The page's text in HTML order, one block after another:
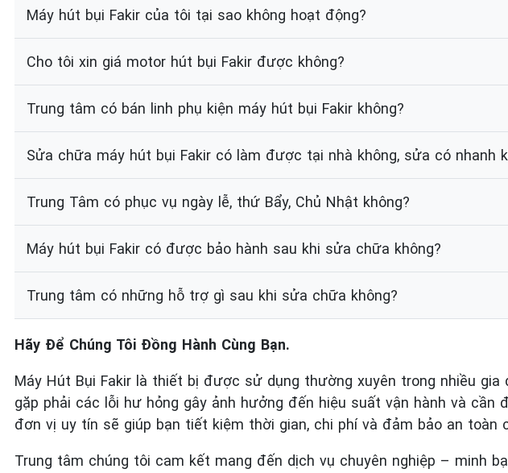
Máy hút bụi Fakir của tôi tại sao không hoạt động?
Cho tôi xin giá motor hút bụi Fakir được không?
Trung tâm có bán linh phụ kiện máy hút bụi Fakir không?
Sửa chữa máy hút bụi Fakir có làm được tại nhà không, sửa có nhanh
Trung Tâm có phục vụ ngày lễ, thứ Bẩy, Chủ Nhật không?
Máy hút bụi Fakir có được bảo hành sau khi sửa chữa không?
Trung tâm có những hỗ trợ gì sau khi sửa chữa không?
Hãy Để Chúng Tôi Đồng Hành Cùng Bạn.
Máy Hút Bụi Fakir là thiết bị được sử dụng thường xuyên trong nhiều
gặp phải các lỗi hư hỏng gây ảnh hưởng đến hiệu suất vận hành và
đơn vị uy tín sẽ giúp bạn tiết kiệm thời gian, chi phí và đảm bảo an toàn
Trung tâm chúng tôi cam kết mang đến dịch vụ chuyên nghiệp – minh